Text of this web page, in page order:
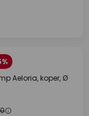
Aeloria, koper, Ø